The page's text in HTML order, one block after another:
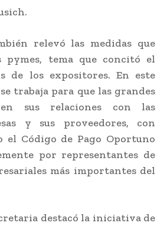
relevó las medidas que
pymes, tema que concitó el
de los expositores. En este
trabaja para que las grandes
sus relaciones con las
y sus proveedores, con
el Código de Pago Oportuno
por representantes de
más importantes del
destacó la iniciativa de